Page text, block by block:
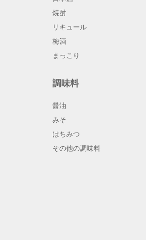
焼酎
リキュール
梅酒
まっこり
調味料
醤油
みそ
はちみつ
その他の調味料